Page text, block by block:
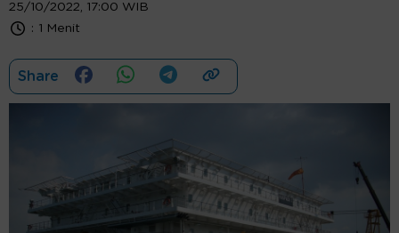
25/10/2022, 17:00 WIB
: 1 Menit
Share